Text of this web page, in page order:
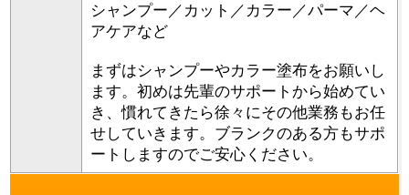
シャンプー／カット／カラー／パーマ／ヘ
アケアなど
まずはシャンプーやカラー塗布をお願いし
ます。初めは先輩のサポートから始めてい
き、慣れてきたら徐々にその他業務もお任
せしていきます。ブランクのある方もサポ
ートしますのでご安心ください。